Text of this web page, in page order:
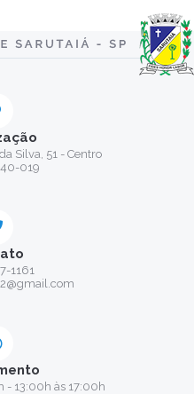
Silva, 51 - Centro
019
1161
- 13:00h às 17:00h